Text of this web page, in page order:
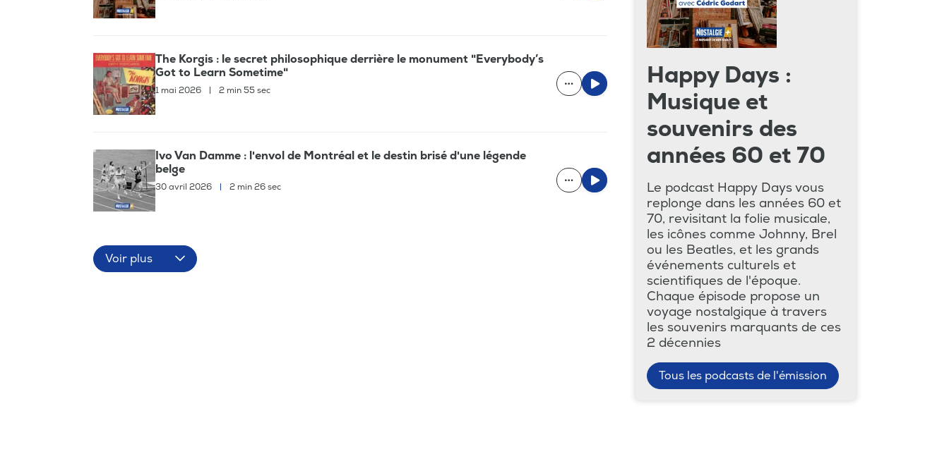
The Korgis : le secret philosophique derrière le monument "Everybody’s
Got to Learn Sometime"
1 mai 2026 | 2 min 55 sec
Ivo Van Damme : l'envol de Montréal et le destin brisé d'une légende
belge
30 avril 2026 | 2 min 26 sec
Voir plus
Happy Days :
Musique et
souvenirs des
années 60 et 70
Le podcast Happy Days vous
replonge dans les années 60 et
70, revisitant la folie musicale,
les icônes comme Johnny, Brel
ou les Beatles, et les grands
événements culturels et
scientifiques de l'époque.
Chaque épisode propose un
voyage nostalgique à travers
les souvenirs marquants de ces
2 décennies
Tous les podcasts de l'émission